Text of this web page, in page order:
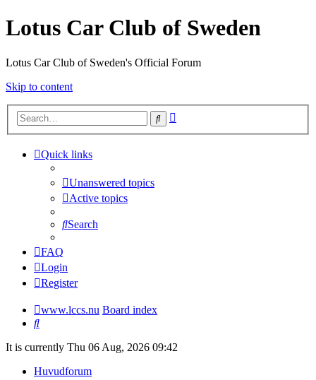
Lotus Car Club of Sweden
Lotus Car Club of Sweden's Official Forum
Skip to content
Search
Quick links
Unanswered topics
Active topics
Search
FAQ
Login
Register
www.lccs.nu Board index
Search
It is currently Thu 06 Aug, 2026 09:42
Huvudforum